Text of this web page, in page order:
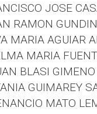
JOSE
RAMON
MARIA AGUIAR
MARIA
BLASI GIMENO
GUIMAREY
MATO